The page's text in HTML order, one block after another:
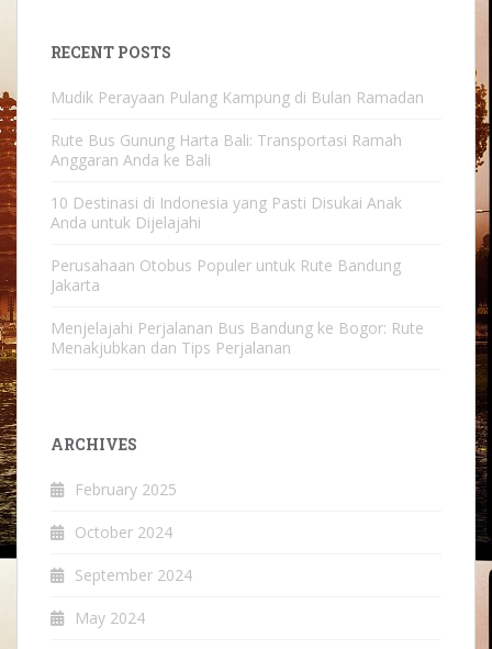
RECENT POSTS
Mudik Perayaan Pulang Kampung di Bulan Ramadan
Rute Bus Gunung Harta Bali: Transportasi Ramah
Anggaran Anda ke Bali
10 Destinasi di Indonesia yang Pasti Disukai Anak
Anda untuk Dijelajahi
Perusahaan Otobus Populer untuk Rute Bandung
Jakarta
Menjelajahi Perjalanan Bus Bandung ke Bogor: Rute
Menakjubkan dan Tips Perjalanan
ARCHIVES
February 2025
October 2024
September 2024
May 2024